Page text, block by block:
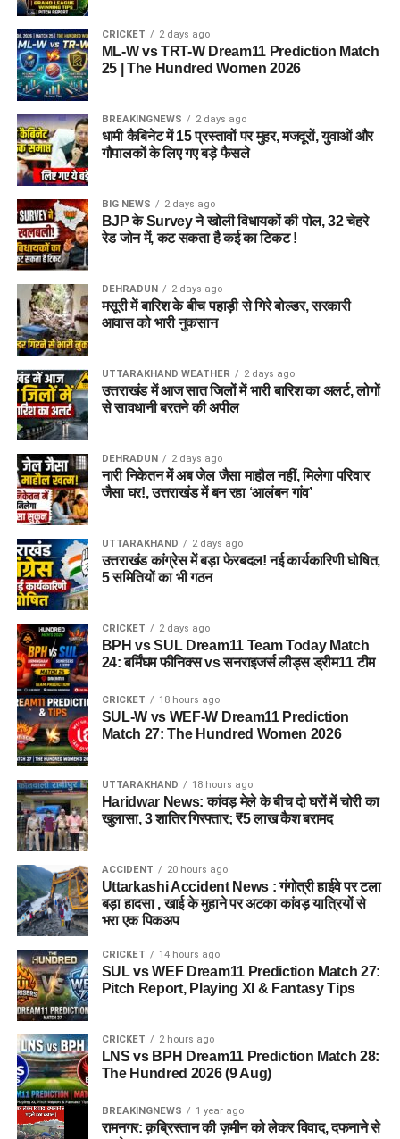
CRICKET 2 days ago
ML-W vs TRT-W Dream11 Prediction Match
25 | The Hundred Women 2026
BREAKINGNEWS 2 days ago
धामी कैबिनेट में 15 प्रस्तावों पर मुहर, मजदूरों, युवाओं और
गौपालकों के लिए गए बड़े फैसले
BIG NEWS 2 days ago
BJP के Survey ने खोली विधायकों की पोल, 32 चेहरे
रेड जोन में, कट सकता है कई का टिकट !
DEHRADUN 2 days ago
मसूरी में बारिश के बीच पहाड़ी से गिरे बोल्डर, सरकारी
आवास को भारी नुकसान
UTTARAKHAND WEATHER 2 days ago
उत्तराखंड में आज सात जिलों में भारी बारिश का अलर्ट, लोगों
से सावधानी बरतने की अपील
DEHRADUN 2 days ago
नारी निकेतन में अब जेल जैसा माहौल नहीं, मिलेगा परिवार
जैसा घर!, उत्तराखंड में बन रहा ‘आलंबन गांव’
UTTARAKHAND 2 days ago
उत्तराखंड कांग्रेस में बड़ा फेरबदल! नई कार्यकारिणी घोषित,
5 समितियों का भी गठन
CRICKET 2 days ago
BPH vs SUL Dream11 Team Today Match
24: बर्मिंघम फीनिक्स vs सनराइजर्स लीड्स ड्रीम11 टीम
CRICKET 18 hours ago
SUL-W vs WEF-W Dream11 Prediction
Match 27: The Hundred Women 2026
UTTARAKHAND 18 hours ago
Haridwar News: कांवड़ मेले के बीच दो घरों में चोरी का
खुलासा, 3 शातिर गिरफ्तार; ₹5 लाख कैश बरामद
ACCIDENT 20 hours ago
Uttarkashi Accident News : गंगोत्री हाईवे पर टला
बड़ा हादसा , खाई के मुहाने पर अटका कांवड़ यात्रियों से
भरा एक पिकअप
CRICKET 14 hours ago
SUL vs WEF Dream11 Prediction Match 27:
Pitch Report, Playing XI & Fantasy Tips
CRICKET 2 hours ago
LNS vs BPH Dream11 Prediction Match 28:
The Hundred 2026 (9 Aug)
BREAKINGNEWS 1 year ago
रामनगर: क़ब्रिस्तान की ज़मीन को लेकर विवाद, दफनाने से